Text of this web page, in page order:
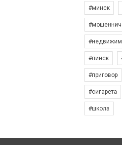
#минск
#пинск
#приговор
#сигарета
#школа